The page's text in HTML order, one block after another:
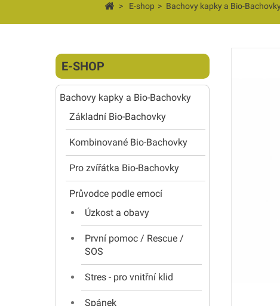
> E-shop > Bachovy kapky a Bio-Bachovky
E-SHOP
Bachovy kapky a Bio-Bachovky
Základní Bio-Bachovky
Kombinované Bio-Bachovky
Pro zvířátka Bio-Bachovky
Průvodce podle emocí
Úzkost a obavy
První pomoc / Rescue /
SOS
Stres - pro vnitřní klid
Spánek